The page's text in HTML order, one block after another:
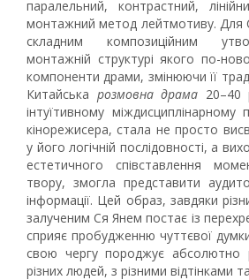
паралельний, контрастний,
монтажний метод лейтмотиву. Для
складним композиційним
монтажній структурі якого по-
компоненти драми, змінюючи її
Китайська розмовна драма 20–40
інтуїтивному міждисциплінарному
кінорежисера, стала не просто
у його логічній послідовності, а
естетичного співставлення
твору, змогла представити
інформації. Цей образ, завдяки
залученим Ся Янем постає із
сприяє пробудженню чуттєвої
свою чергу породжує абсолютно
різних людей, з різними відтінками